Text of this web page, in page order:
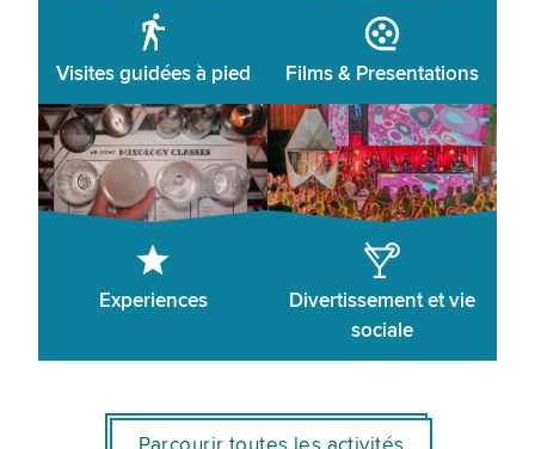
Visites guidées à pied Films & Presentations
Experiences
Divertissement et vie
sociale